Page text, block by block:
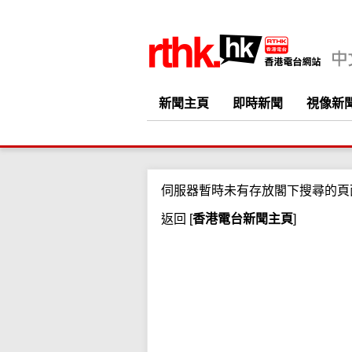
新聞主頁 即時新聞 視像新
伺服器暫時未有存放閣下搜尋的頁
返回 [香港電台新聞主頁]